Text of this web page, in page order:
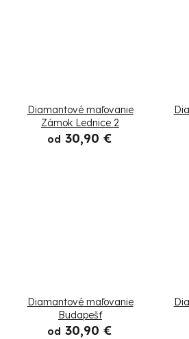
Diamantové maľovanie
Zámok Lednice 2
od 30,90 €
Diamantové maľovanie
Budapešť
od 30,90 €